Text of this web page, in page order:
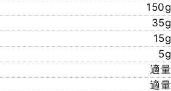
150g
35g
15g
5g
適量
適量